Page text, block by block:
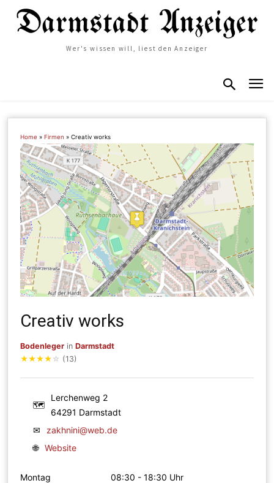
Wer's wissen will, liest den Anzeiger
Home »Firmen »Creativ works
Creativ works
Bodenleger inDarmstadt
★★★★ ☆ (13)
🗺
Lerchenweg 2
64291 Darmstadt
✉
zakhnini@web.de
🌐 Website
Montag
08:30 - 18:30 Uhr